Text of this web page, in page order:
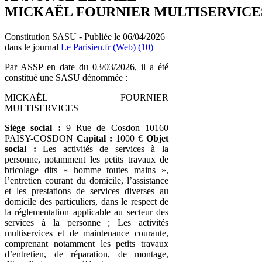
MICKAËL FOURNIER
Constitution SASU - Publiée le 06/04/2026
dans le journal Le Parisien.fr (Web) (10)
Par ASSP en date du 03/03/2026, il a été
constitué une SASU dénommée :
MICKAËL FOURNIER
MULTISERVICES
Siège social : 9 Rue de Cosdon 10160
PAISY-COSDON Capital : 1000 € Objet
social : Les activités de services à la
personne, notamment les petits travaux de
bricolage dits « homme toutes mains »,
l’entretien courant du domicile, l’assistance
et les prestations de services diverses au
domicile des particuliers, dans le respect de
la réglementation applicable au secteur des
services à la personne ; Les activités
multiservices et de maintenance courante,
comprenant notamment les petits travaux
d’entretien, de réparation, de montage,